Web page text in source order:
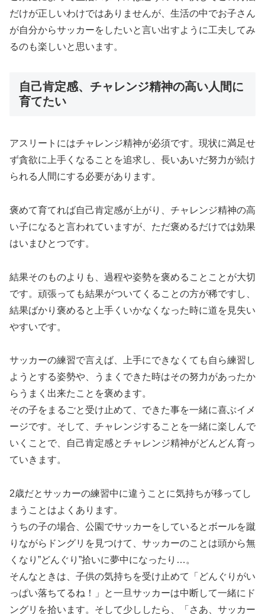
だけが正しいわけではありませんが、生活の中でお子さん
が自分からサッカーをしたいと言い出すように工夫してみ
るのも楽しいと思います。
自己肯定感、チャレンジ精神の高い人間に
育てたい
アスリートにはチャレンジ精神が必須です。現状に満足せ
ず貪欲に上手くなることを追求し、長いあいだ努力が続け
られる人間にする必要があります。
褒めて育てれば自己肯定感が上がり、チャレンジ精神の高
い子になると言われていますが、ただ褒めるだけでは効果
はいまひとつです。
結果そのものよりも、過程や姿勢を褒めることことが大切
です。頑張っても結果がついてくることの方が稀ですし、
結果ばかり褒めると上手くいかなくなった時に道を見失い
やすいです。
サッカーの練習で言えば、上手にできなくても自ら練習し
ようとする姿勢や、うまくできた時はその努力があったか
らうまく出来たことを褒めます。
その子をまるごと受け止めて、できた事を一緒に喜ぶイメ
ージです。そして、チャレンジすることを一緒に楽しんで
いくことで、自己肯定感とチャレンジ精神がどんどん育っ
ていきます。
2歳だとサッカーの練習中に違うことに気持ちが移ってし
まうことはよくあります。
うちの子の場合、公園でサッカーをしているとボールを蹴
りながらドングリを見つけて、サッカーのことは頭から無
くなり”どんぐり”拾いに夢中になったり…。
そんなときは、子供の気持ちを受け止めて「どんぐりがい
っぱい落ちてるね！」と一旦サッカーは中断して一緒にド
ングリを拾います。そして少ししたら、「さあ、サッカー